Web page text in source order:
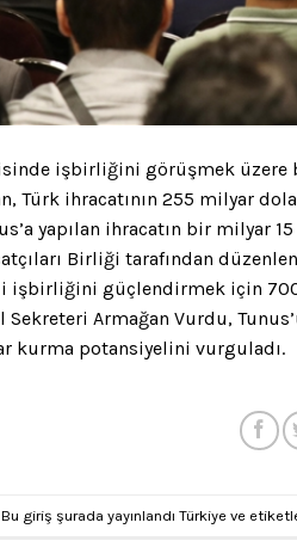
işbirliğini görüşmek üzere
Türk ihracatının 255 milyar
yapılan ihracatın bir milyar
Birliği tarafından
işbirliğini güçlendirmek için
Sekreteri Armağan Vurdu,
kurma potansiyelini vurguladı.
Bu giriş şurada yayınlandı Türkiye ve